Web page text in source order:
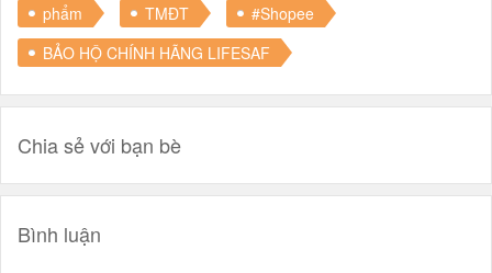
phẩm TMĐT
#Shopee
BẢO HỘ CHÍNH HÃNG LIFESAF
Chia sẻ với bạn bè
Bình luận